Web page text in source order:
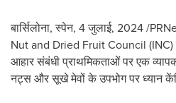
बार्सिलोना, स्पेन, 4 जुलाई, 2024/
Nut and Dried Fruit Council (INC)
आहार संबंधी प्राथमिकताओं पर एक
नट्स और सूखे मेवों के उपभोग पर ध्यान